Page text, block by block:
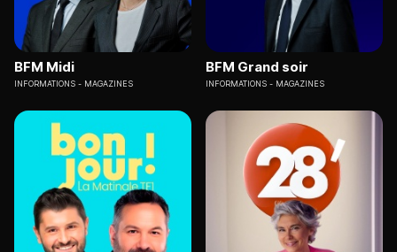
BFM Midi
INFORMATIONS MAGAZINES
BFM Grand soir
INFORMATIONS MAGAZINES